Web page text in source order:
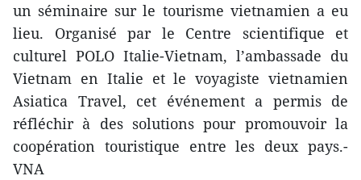
un séminaire sur le tourisme vietnamien a eu
lieu. Organisé par le Centre scientifique​ et
culturel POLO Italie-Vietnam, l’ambassade du
Vietnam en Italie et le voyagiste vietnamien
Asiatica Travel, cet événement ​a permis de
réfléchir à des solutions pour promouvoir la
coopération touristique entre les deux pays.-
VNA